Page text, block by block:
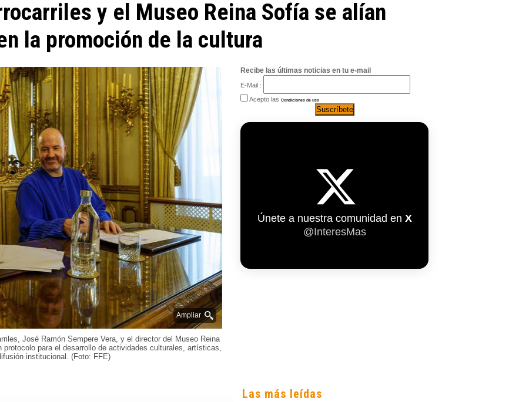
y el Museo Reina Sofía se alían
la promoción de la cultura
Ampliar
José Ramón Sempere Vera, y el director del Museo Reina
para el desarrollo de actividades culturales, artísticas,
institucional. (Foto: FFE)
Recibe las últimas noticias en tu e-mail
E-Mail :
Acepto las Condiciones de uso
Únete a nuestra comunidad en X
@InteresMas
Las más leídas